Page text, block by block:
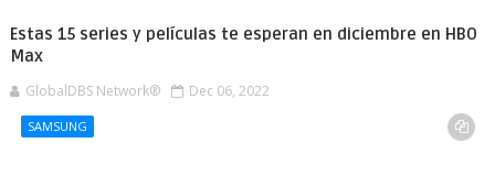
Estas 15 series y películas te esperan en diciembre en HBO
Max
GlobalDBS Network® Dec 06, 2022
SAMSUNG